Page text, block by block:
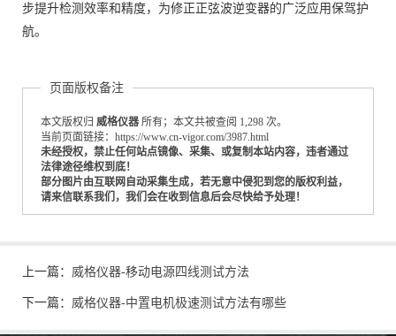
步提升检测效率和精度，为修正正弦波逆变器的广泛应用保驾护
航。
页面版权备注
本文版权归 威格仪器 所有；本文共被查阅 1,298 次。
当前页面链接：https://www.cn-vigor.com/3987.html
未经授权，禁止任何站点镜像、采集、或复制本站内容，违者通过
法律途径维权到底！
部分图片由互联网自动采集生成，若无意中侵犯到您的版权利益，
请来信联系我们，我们会在收到信息后会尽快给予处理！
上一篇： 威格仪器-移动电源四线测试方法
下一篇： 威格仪器-中置电机极速测试方法有哪些